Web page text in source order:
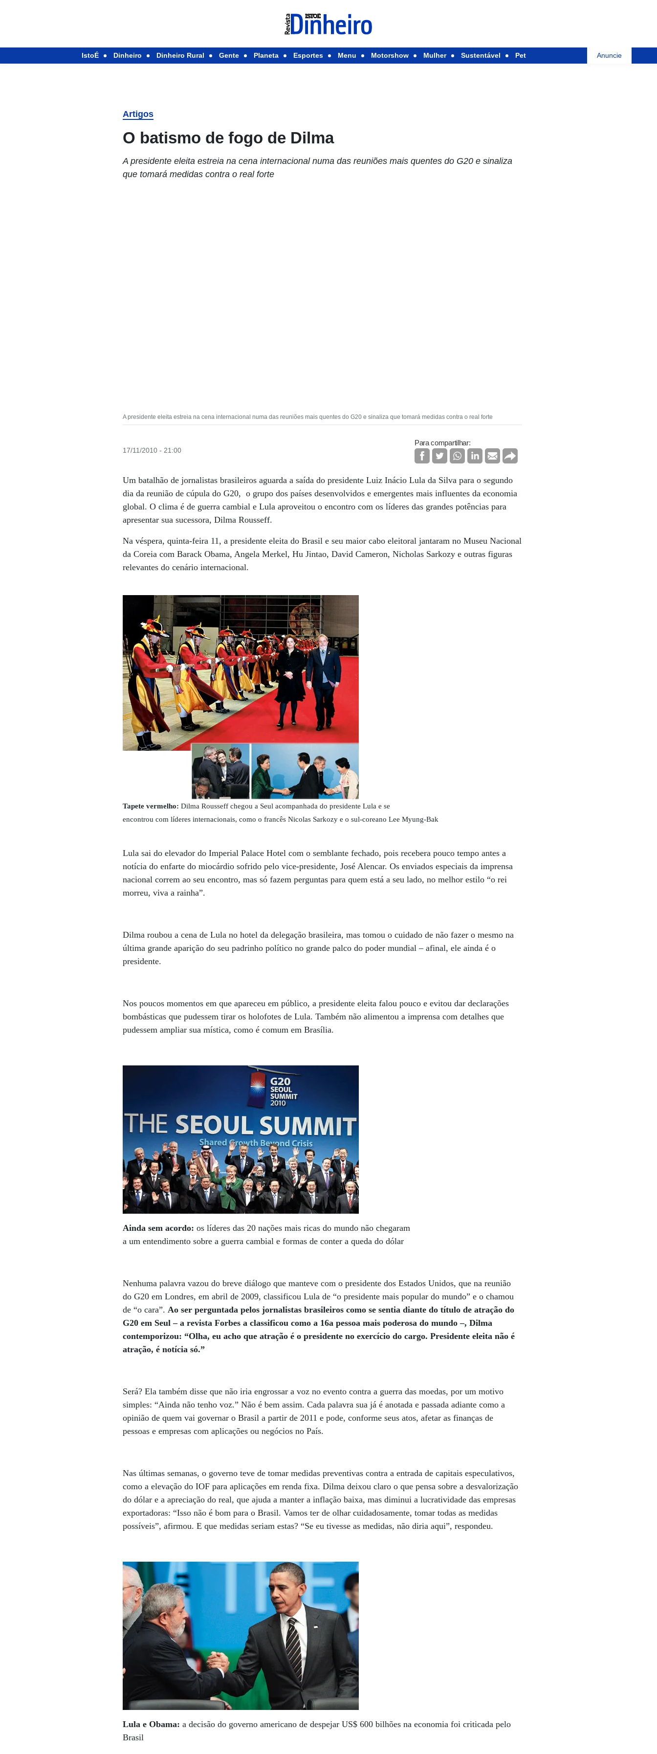
IstoÉ Dinheiro Dinheiro Rural Gente Planeta Esportes Menu Motorshow Mulher Sustentável Pet Anuncie
Artigos
O batismo de fogo de Dilma
A presidente eleita estreia na cena internacional numa das reuniões mais quentes do G20 e sinaliza
que tomará medidas contra o real forte
A presidente eleita estreia na cena internacional numa das reuniões mais quentes do G20 e sinaliza que tomará medidas contra o real forte
17/11/2010 - 21:00
Para compartilhar:
Um batalhão de jornalistas brasileiros aguarda a saída do presidente Luiz Inácio Lula da Silva para o segundo
dia da reunião de cúpula do G20, o grupo dos países desenvolvidos e emergentes mais influentes da economia
global. O clima é de guerra cambial e Lula aproveitou o encontro com os líderes das grandes potências para
apresentar sua sucessora, Dilma Rousseff.
Na véspera, quinta-feira 11, a presidente eleita do Brasil e seu maior cabo eleitoral jantaram no Museu Nacional
da Coreia com Barack Obama, Angela Merkel, Hu Jintao, David Cameron, Nicholas Sarkozy e outras figuras
relevantes do cenário internacional.
Tapete vermelho:Dilma Rousseff chegou a Seul acompanhada do presidente Lula e se
encontrou com líderes internacionais, como o francês Nicolas Sarkozy e o sul-coreano Lee Myung-Bak
Lula sai do elevador do Imperial Palace Hotel com o semblante fechado, pois recebera pouco tempo antes a
notícia do enfarte do miocárdio sofrido pelo vice-presidente, José Alencar. Os enviados especiais da imprensa
nacional correm ao seu encontro, mas só fazem perguntas para quem está a seu lado, no melhor estilo “o rei
morreu, viva a rainha”.
Dilma roubou a cena de Lula no hotel da delegação brasileira, mas tomou o cuidado de não fazer o mesmo na
última grande aparição do seu padrinho político no grande palco do poder mundial – afinal, ele ainda é o
presidente.
Nos poucos momentos em que apareceu em público, a presidente eleita falou pouco e evitou dar declarações
bombásticas que pudessem tirar os holofotes de Lula. Também não alimentou a imprensa com detalhes que
pudessem ampliar sua mística, como é comum em Brasília.
Ainda sem acordo: os líderes das 20 nações mais ricas do mundo não chegaram
a um entendimento sobre a guerra cambial e formas de conter a queda do dólar
Nenhuma palavra vazou do breve diálogo que manteve com o presidente dos Estados Unidos, que na reunião
do G20 em Londres, em abril de 2009, classificou Lula de “o presidente mais popular do mundo” e o chamou
de “o cara”.Ao ser perguntada pelos jornalistas brasileiros como se sentia diante do título de atração do
G20 em Seul – a revista Forbes a classificou como a 16a pessoa mais poderosa do mundo –, Dilma
contemporizou: “Olha, eu acho que atração é o presidente no exercício do cargo.Presidente eleita não é
atração, é notícia só.”
Será? Ela também disse que não iria engrossar a voz no evento contra a guerra das moedas, por um motivo
simples: “Ainda não tenho voz.” Não é bem assim. Cada palavra sua já é anotada e passada adiante como a
opinião de quem vai governar o Brasil a partir de 2011 e pode, conforme seus atos, afetar as finanças de
pessoas e empresas com aplicações ou negócios no País.
Nas últimas semanas, o governo teve de tomar medidas preventivas contra a entrada de capitais especulativos,
como a elevação do IOF para aplicações em renda fixa. Dilma deixou claro o que pensa sobre a desvalorização
do dólar e a apreciação do real, que ajuda a manter a inflação baixa, mas diminui a lucratividade das empresas
exportadoras: “Isso não é bom para o Brasil. Vamos ter de olhar cuidadosamente, tomar todas as medidas
possíveis”, afirmou. E que medidas seriam estas? “Se eu tivesse as medidas, não diria aqui”, respondeu.
Lula e Obama: a decisão do governo americano de despejar US$ 600 bilhões na economia foi criticada pelo
Brasil